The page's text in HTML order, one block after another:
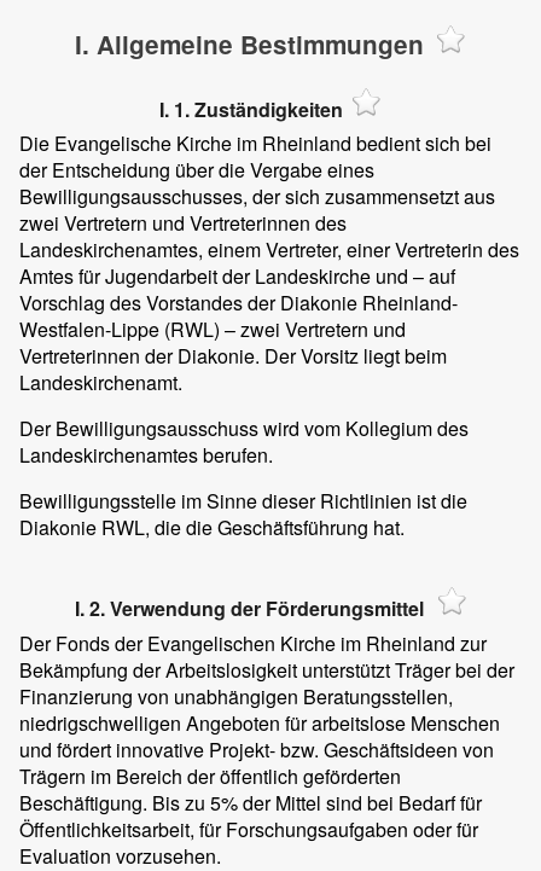
I. Allgemeine Bestimmungen
I. 1. Zuständigkeiten
Die Evangelische Kirche im Rheinland bedient sich bei
der Entscheidung über die Vergabe eines
Bewilligungsausschusses, der sich zusammensetzt aus
zwei Vertretern und Vertreterinnen des
Landeskirchenamtes, einem Vertreter, einer Vertreterin des
Amtes für Jugendarbeit der Landeskirche und – auf
Vorschlag des Vorstandes der Diakonie Rheinland-
Westfalen-Lippe (RWL) – zwei Vertretern und
Vertreterinnen der Diakonie. Der Vorsitz liegt beim
Landeskirchenamt.
Der Bewilligungsausschuss wird vom Kollegium des
Landeskirchenamtes berufen.
Bewilligungsstelle im Sinne dieser Richtlinien ist die
Diakonie RWL, die die Geschäftsführung hat.
I. 2. Verwendung der Förderungsmittel
Der Fonds der Evangelischen Kirche im Rheinland zur
Bekämpfung der Arbeitslosigkeit unterstützt Träger bei der
Finanzierung von unabhängigen Beratungsstellen,
niedrigschwelligen Angeboten für arbeitslose Menschen
und fördert innovative Projekt- bzw. Geschäftsideen von
Trägern im Bereich der öffentlich geförderten
Beschäftigung. Bis zu 5% der Mittel sind bei Bedarf für
Öffentlichkeitsarbeit, für Forschungsaufgaben oder für
Evaluation vorzusehen.